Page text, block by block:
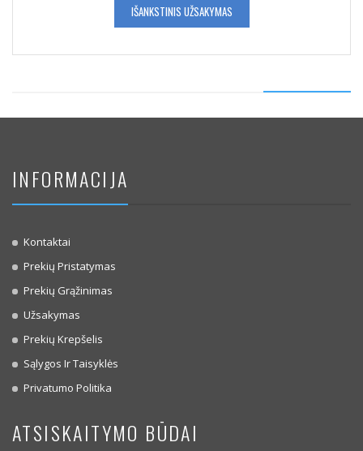
IŠANKSTINIS UŽSAKYMAS
INFORMACIJA
Kontaktai
Prekių Pristatymas
Prekių Grąžinimas
Užsakymas
Prekių Krepšelis
Sąlygos Ir Taisyklės
Privatumo Politika
ATSISKAITYMO BŪDAI